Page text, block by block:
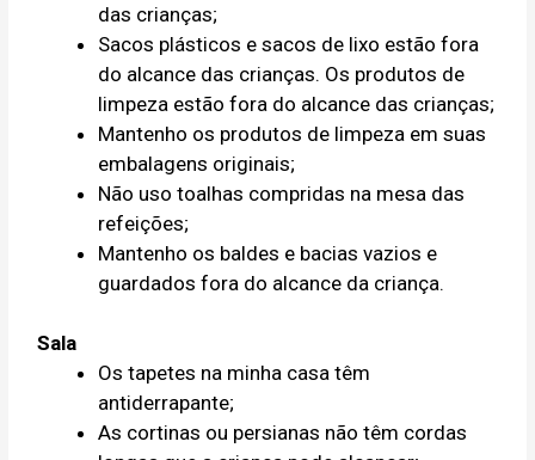
das crianças;
Sacos plásticos e sacos de lixo estão fora
do alcance das crianças. Os produtos de
limpeza estão fora do alcance das crianças;
Mantenho os produtos de limpeza em suas
embalagens originais;
Não uso toalhas compridas na mesa das
refeições;
Mantenho os baldes e bacias vazios e
guardados fora do alcance da criança.
Sala
Os tapetes na minha casa têm
antiderrapante;
As cortinas ou persianas não têm cordas